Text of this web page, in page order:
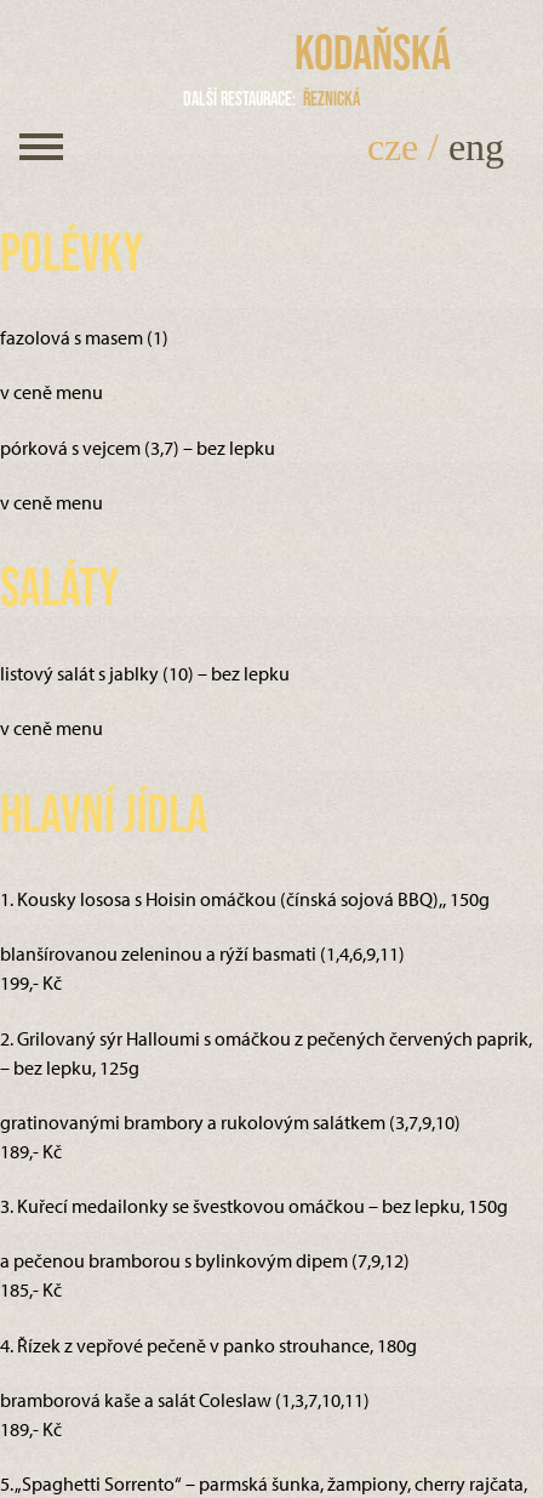
Kodaňská
Další restaurace Řeznická
cze / eng
Polévky
fazolová s masem (1)
v ceně menu
pórková s vejcem (3,7) – bez lepku
v ceně menu
Saláty
listový salát s jablky (10) – bez lepku
v ceně menu
Hlavní jídla
1. Kousky lososa s Hoisin omáčkou (čínská sojová BBQ),, 150g
blanšírovanou zeleninou a rýží basmati (1,4,6,9,11)
199,- Kč
2. Grilovaný sýr Halloumi s omáčkou z pečených červených paprik,
– bez lepku, 125g
gratinovanými brambory a rukolovým salátkem (3,7,9,10)
189,- Kč
3. Kuřecí medailonky se švestkovou omáčkou – bez lepku, 150g
a pečenou bramborou s bylinkovým dipem (7,9,12)
185,- Kč
4. Řízek z vepřové pečeně v panko strouhance, 180g
bramborová kaše a salát Coleslaw (1,3,7,10,11)
189,- Kč
5. „Spaghetti Sorrento“ – parmská šunka, žampiony, cherry rajčata,